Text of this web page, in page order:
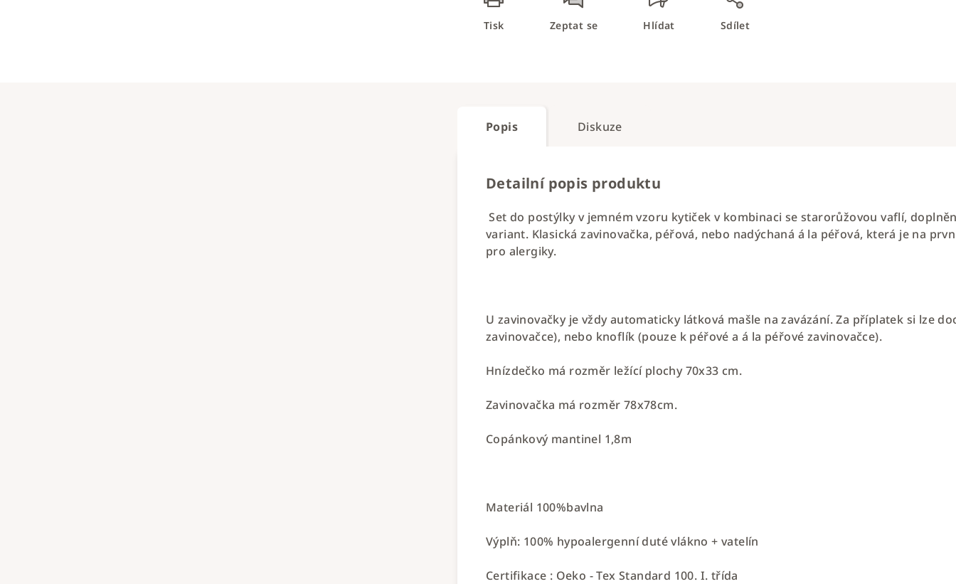
Tisk Zeptat se Hlídat Sdílet
Popis Diskuze
Detailní popis produktu
Set do postýlky v jemném vzoru kytiček v kombinaci se starorůžovou vaflí,
variant. Klasická zavinovačka, péřová, nebo nadýchaná á la péřová, která je na
pro alergiky.
U zavinovačky je vždy automaticky látková mašle na zavázání. Za příplatek si lze
zavinovačce), nebo knoflík (pouze k péřové a á la péřové zavinovačce).
Hnízdečko má rozměr ležící plochy 70x33 cm.
Zavinovačka má rozměr 78x78cm.
Copánkový mantinel 1,8m
Materiál 100%bavlna
Výplň: 100% hypoalergenní duté vlákno + vatelín
Certifikace : Oeko - Tex Standard 100. I. třída